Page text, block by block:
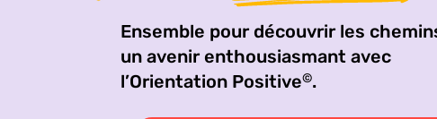
Ensemble pour découvrir les
un avenir enthousiasmant avec
l’Orientation Positive©.